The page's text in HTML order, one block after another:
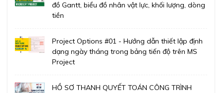
đồ Gantt, biểu đồ nhân vật lực, khối lượng, dòng
tiền
Project Options #01 - Hướng dẫn thiết lập định
dạng ngày tháng trong bảng tiến độ trên MS
Project
HỒ SƠ THANH QUYẾT TOÁN CÔNG TRÌNH